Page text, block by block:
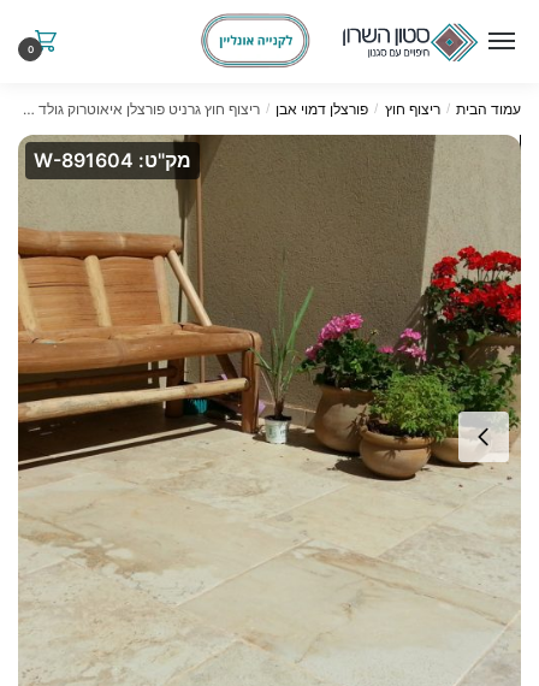
0
עמוד הבית / ריצוף חוץ / פורצלן דמוי אבן / ריצוף חוץ גרניט פורצלן איאוטרוק גולד 4 מידות
מק"ט: W-891604